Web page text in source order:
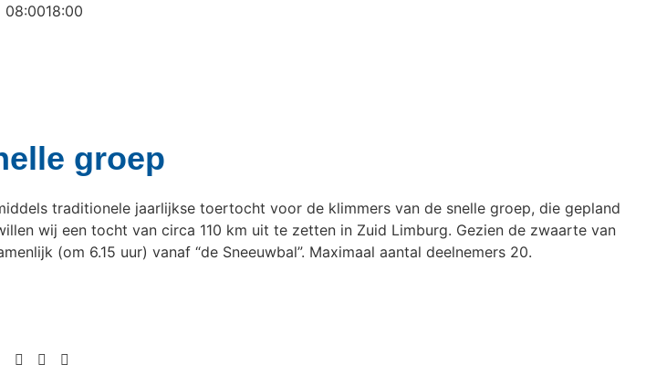
08:0018:00
groep
traditionele jaarlijkse toertocht voor de klimmers van de snelle groep, die gepland
wij een tocht van circa 110 km uit te zetten in Zuid Limburg. Gezien de zwaarte van
(om 6.15 uur) vanaf “de Sneeuwbal”. Maximaal aantal deelnemers 20.